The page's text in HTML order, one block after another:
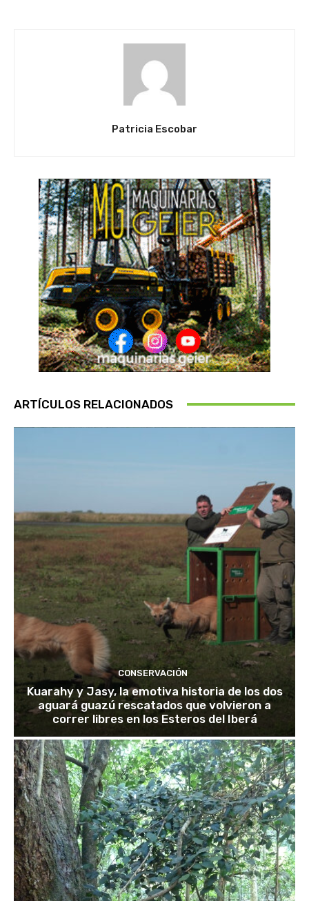
Patricia Escobar
ARTÍCULOS RELACIONADOS
CONSERVACIÓN
Kuarahy y Jasy, la emotiva historia de los dos
aguará guazú rescatados que volvieron a
correr libres en los Esteros del Iberá